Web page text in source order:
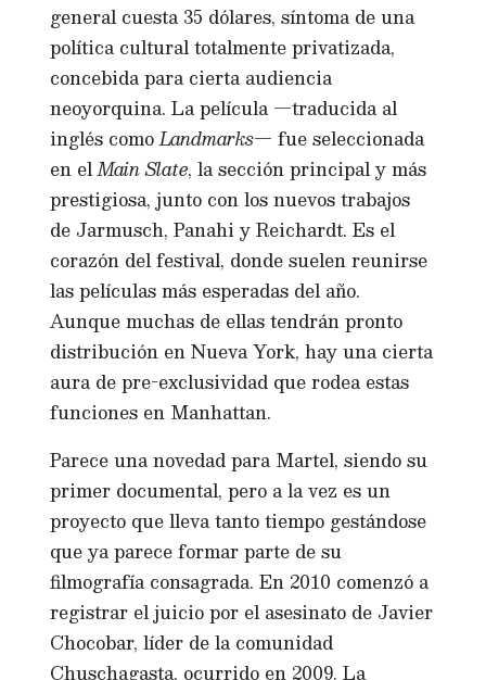
general cuesta 35 dólares, síntoma de una
política cultural totalmente privatizada,
concebida para cierta audiencia
neoyorquina. La película —traducida al
inglés comoLandmarks— fue seleccionada
en elMain Slate, la sección principal y más
prestigiosa, junto con los nuevos trabajos
de Jarmusch, Panahi y Reichardt. Es el
corazón del festival, donde suelen reunirse
las películas más esperadas del año.
Aunque muchas de ellas tendrán pronto
distribución en Nueva York, hay una cierta
aura de pre-exclusividad que rodea estas
funciones en Manhattan.
Parece una novedad para Martel, siendo su
primer documental, pero a la vez es un
proyecto que lleva tanto tiempo gestándose
que ya parece formar parte de su
filmografía consagrada. En 2010 comenzó a
registrar el juicio por el asesinato de Javier
Chocobar, líder de la comunidad
Chuschagasta, ocurrido en 2009. La